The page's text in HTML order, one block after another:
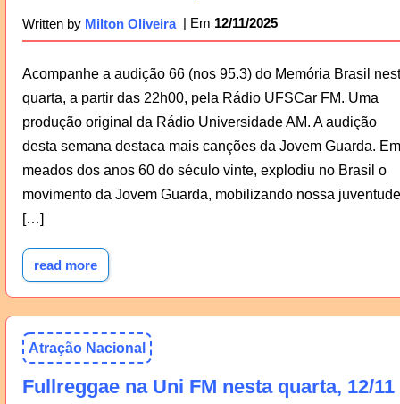
Written by Milton Oliveira 12/11/2025
Acompanhe a audição 66 (nos 95.3) do Memória Brasil
quarta, a partir das 22h00, pela Rádio UFSCar FM. Uma
produção original da Rádio Universidade AM. A audição
desta semana destaca mais canções da Jovem Guarda. Em
meados dos anos 60 do século vinte, explodiu no Brasil o
movimento da Jovem Guarda, mobilizando nossa juventude
[…]
read more
Atração Nacional
Fullreggae na Uni FM nesta quarta, 12/11